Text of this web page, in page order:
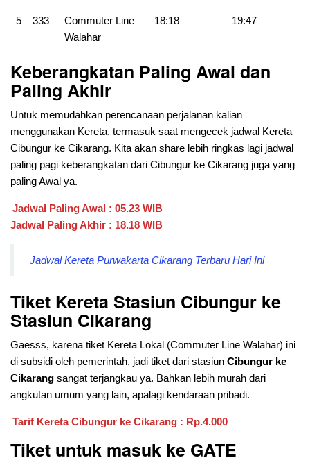
5 333
Commuter Line
Walahar
18:18 19:47
Keberangkatan Paling Awal dan
Paling Akhir
Untuk memudahkan perencanaan perjalanan kalian
menggunakan Kereta, termasuk saat mengecek jadwal Kereta
Cibungur ke Cikarang. Kita akan share lebih ringkas lagi jadwal
paling pagi keberangkatan dari Cibungur ke Cikarang juga yang
paling Awal ya.
Jadwal Paling Awal : 05.23 WIB
Jadwal Paling Akhir : 18.18 WIB
Jadwal Kereta Purwakarta Cikarang Terbaru Hari Ini
Tiket Kereta Stasiun Cibungur ke
Stasiun Cikarang
Gaesss, karena tiket Kereta Lokal (Commuter Line Walahar) ini
di subsidi oleh pemerintah, jadi tiket dari stasiun Cibungur ke
Cikarang sangat terjangkau ya. Bahkan lebih murah dari
angkutan umum yang lain, apalagi kendaraan pribadi.
Tarif Kereta Cibungur ke Cikarang : Rp.4.000
Tiket untuk masuk ke GATE